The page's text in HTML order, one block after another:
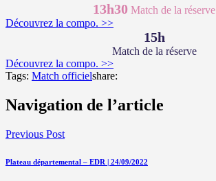
13h30 Match de la réserve
Découvrez la compo. >>
15h
Match de la réserve
Découvrez la compo. >>
Tags: Match officielshare:
Navigation de l’article
Previous Post
Plateau départemental – EDR | 24/09/2022